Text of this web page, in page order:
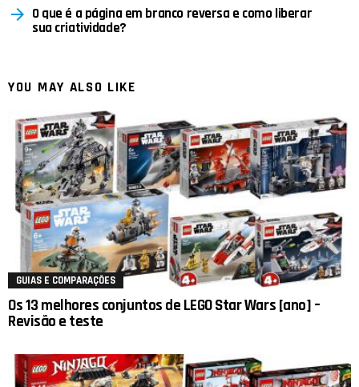
O que é a página em branco reversa e como liberar
sua criatividade?
YOU MAY ALSO LIKE
GUIAS E COMPARAÇÕES
Os 13 melhores conjuntos de LEGO Star Wars [ano] –
Revisão e teste